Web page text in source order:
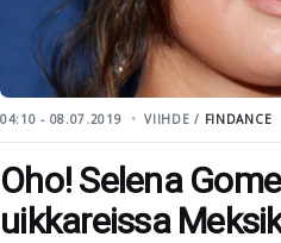
04:10 - 08.07.2019 VIIHDE / FINDANCE
Oho! Selena
uikkareissa